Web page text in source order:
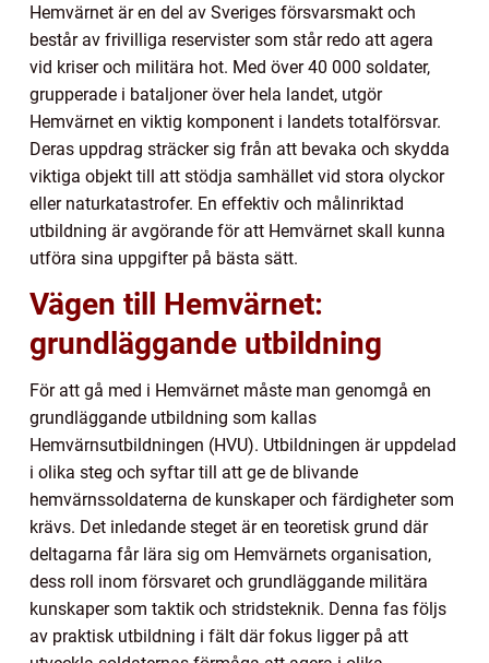
Hemvärnet är en del av Sveriges försvarsmakt och
består av frivilliga reservister som står redo att agera
vid kriser och militära hot. Med över 40 000 soldater,
grupperade i bataljoner över hela landet, utgör
Hemvärnet en viktig komponent i landets totalförsvar.
Deras uppdrag sträcker sig från att bevaka och skydda
viktiga objekt till att stödja samhället vid stora olyckor
eller naturkatastrofer. En effektiv och målinriktad
utbildning är avgörande för att Hemvärnet skall kunna
utföra sina uppgifter på bästa sätt.
Vägen till Hemvärnet:
grundläggande utbildning
För att gå med i Hemvärnet måste man genomgå en
grundläggande utbildning som kallas
Hemvärnsutbildningen (HVU). Utbildningen är uppdelad
i olika steg och syftar till att ge de blivande
hemvärnssoldaterna de kunskaper och färdigheter som
krävs. Det inledande steget är en teoretisk grund där
deltagarna får lära sig om Hemvärnets organisation,
dess roll inom försvaret och grundläggande militära
kunskaper som taktik och stridsteknik. Denna fas följs
av praktisk utbildning i fält där fokus ligger på att